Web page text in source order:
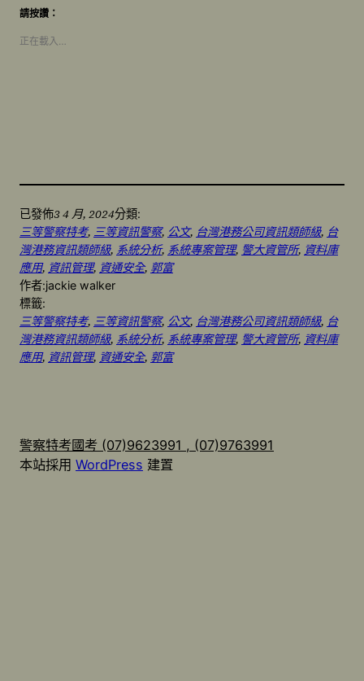
請按讚：
正在載入…
已發佈3 4 月, 2024分類:
三等警察特考, 三等資訊警察, 公文, 台灣港務公司資訊類師級, 台
灣港務資訊類師級, 系統分析, 系統專案管理, 警大資管所, 資料庫
應用, 資訊管理, 資通安全, 郭富
作者:jackie walker
標籤:
三等警察特考, 三等資訊警察, 公文, 台灣港務公司資訊類師級, 台
灣港務資訊類師級, 系統分析, 系統專案管理, 警大資管所, 資料庫
應用, 資訊管理, 資通安全, 郭富
警察特考國考 (07)9623991 , (07)9763991
本站採用 WordPress 建置